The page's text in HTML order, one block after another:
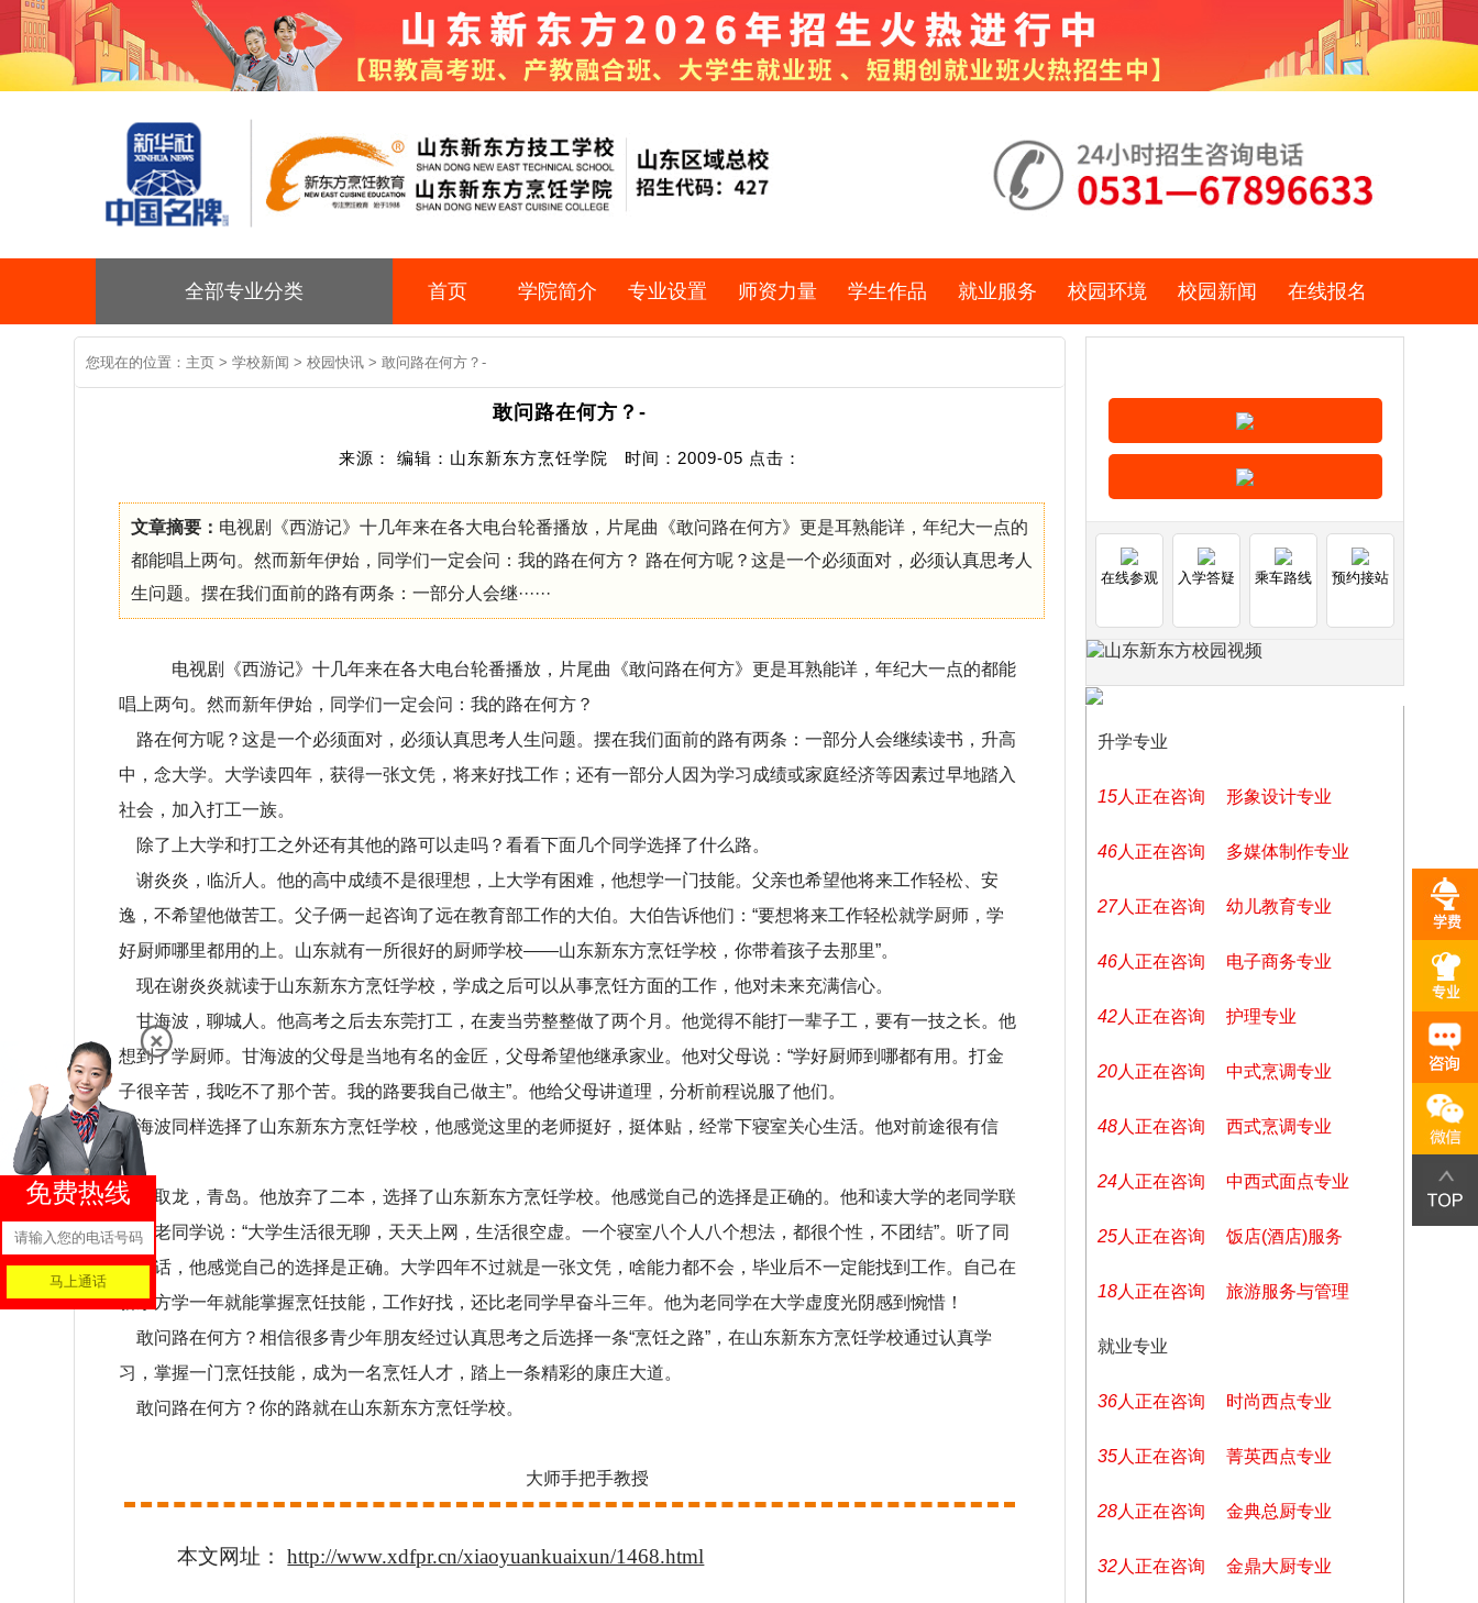
全部专业分类 首页 学院简介 专业设置 师资力量 学生作品 就业服务 校园环境 校园新闻 在线报名
您现在的位置： 主页 > 学校新闻 > 校园快讯 > 敢问路在何方？-
敢问路在何方？-
来源： 编辑：山东新东方烹饪学院 时间：2009-05 点击：
文章摘要： 电视剧《西游记》十几年来在各大电台轮番播放，片尾曲《敢问路在何方》更是耳熟能详，年纪大一点的
都能唱上两句。然而新年伊始，同学们一定会问：我的路在何方？ 路在何方呢？这是一个必须面对，必须认真思考人
生问题。摆在我们面前的路有两条：一部分人会继······
电视剧《西游记》十几年来在各大电台轮番播放，片尾曲《敢问路在何方》更是耳熟能详，年纪大一点的都能
唱上两句。然而新年伊始，同学们一定会问：我的路在何方？
路在何方呢？这是一个必须面对，必须认真思考人生问题。摆在我们面前的路有两条：一部分人会继续读书，升高
中，念大学。大学读四年，获得一张文凭，将来好找工作；还有一部分人因为学习成绩或家庭经济等因素过早地踏入
社会，加入打工一族。
除了上大学和打工之外还有其他的路可以走吗？看看下面几个同学选择了什么路。
谢炎炎，临沂人。他的高中成绩不是很理想，上大学有困难，他想学一门技能。父亲也希望他将来工作轻松、安
逸，不希望他做苦工。父子俩一起咨询了远在教育部工作的大伯。大伯告诉他们：“要想将来工作轻松就学厨师，学
好厨师哪里都用的上。山东就有一所很好的厨师学校——山东新东方烹饪学校，你带着孩子去那里”。
现在谢炎炎就读于山东新东方烹饪学校，学成之后可以从事烹饪方面的工作，他对未来充满信心。
甘海波，聊城人。他高考之后去东莞打工，在麦当劳整整做了两个月。他觉得不能打一辈子工，要有一技之长。他
想到了学厨师。甘海波的父母是当地有名的金匠，父母希望他继承家业。他对父母说：“学好厨师到哪都有用。打金
子很辛苦，我吃不了那个苦。我的路要我自己做主”。他给父母讲道理，分析前程说服了他们。
甘海波同样选择了山东新东方烹饪学校，他感觉这里的老师挺好，挺体贴，经常下寝室关心生活。他对前途很有信
心。
张取龙，青岛。他放弃了二本，选择了山东新东方烹饪学校。他感觉自己的选择是正确的。他和读大学的老同学联
系，老同学说：“大学生活很无聊，天天上网，生活很空虚。一个寝室八个人八个想法，都很个性，不团结”。听了同
学的话，他感觉自己的选择是正确。大学四年不过就是一张文凭，啥能力都不会，毕业后不一定能找到工作。自己在
新东方学一年就能掌握烹饪技能，工作好找，还比老同学早奋斗三年。他为老同学在大学虚度光阴感到惋惜！
敢问路在何方？相信很多青少年朋友经过认真思考之后选择一条“烹饪之路”，在山东新东方烹饪学校通过认真学
习，掌握一门烹饪技能，成为一名烹饪人才，踏上一条精彩的康庄大道。
敢问路在何方？你的路就在山东新东方烹饪学校。
大师手把手教授
本文网址： http://www.xdfpr.cn/xiaoyuankuaixun/1468.html
在线参观 入学答疑 乘车路线 预约接站
升学专业
21人正在咨询 形象设计专业
44人正在咨询 多媒体制作专业
15人正在咨询 幼儿教育专业
44人正在咨询 电子商务专业
32人正在咨询 护理专业
34人正在咨询 中式烹调专业
16人正在咨询 西式烹调专业
35人正在咨询 中西式面点专业
15人正在咨询 饭店(酒店)服务
11人正在咨询 旅游服务与管理
就业专业
30人正在咨询 时尚西点专业
40人正在咨询 菁英西点专业
32人正在咨询 金典总厨专业
12人正在咨询 金鼎大厨专业
免费热线